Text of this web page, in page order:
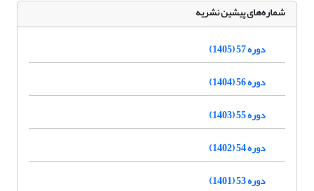
شماره‌های پیشین نشریه
دوره 57 (1405)
دوره 56 (1404)
دوره 55 (1403)
دوره 54 (1402)
دوره 53 (1401)